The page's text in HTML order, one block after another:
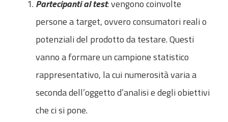
Partecipanti al test: vengono coinvolte
persone a target, ovvero consumatori reali o
potenziali del prodotto da testare. Questi
vanno a formare un campione statistico
rappresentativo, la cui numerosità varia a
seconda dell’oggetto d’analisi e degli obiettivi
che ci si pone.